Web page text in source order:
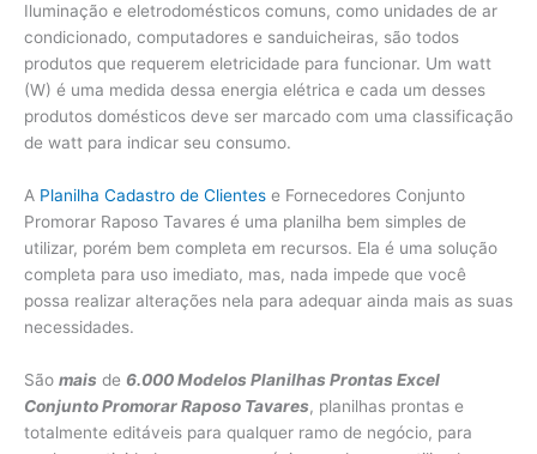
Iluminação e eletrodomésticos comuns, como unidades de ar
condicionado, computadores e sanduicheiras, são todos
produtos que requerem eletricidade para funcionar. Um watt
(W) é uma medida dessa energia elétrica e cada um desses
produtos domésticos deve ser marcado com uma classificação
de watt para indicar seu consumo.
A Planilha Cadastro de Clientes e Fornecedores Conjunto
Promorar Raposo Tavares é uma planilha bem simples de
utilizar, porém bem completa em recursos. Ela é uma solução
completa para uso imediato, mas, nada impede que você
possa realizar alterações nela para adequar ainda mais as suas
necessidades.
São mais de 6.000 Modelos Planilhas Prontas Excel
Conjunto Promorar Raposo Tavares, planilhas prontas e
totalmente editáveis para qualquer ramo de negócio, para